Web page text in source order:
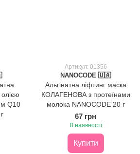
Q10
Артикул: 01356
NANOCODE 🇺🇦
Альгінатна ліфтинг маска
КОЛАГЕНОВА з протеїнами
молока NANOCODE 20 г
67 грн
В наявності
Купити